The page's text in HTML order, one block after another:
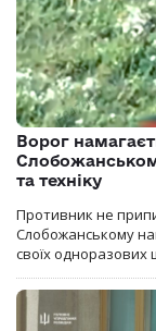
Ворог
та техніку
Противник не
Слобожанському
своїх одноразових